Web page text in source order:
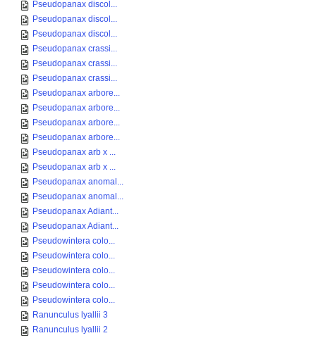
Pseudopanax discol...
Pseudopanax discol...
Pseudopanax discol...
Pseudopanax crassi...
Pseudopanax crassi...
Pseudopanax crassi...
Pseudopanax arbore...
Pseudopanax arbore...
Pseudopanax arbore...
Pseudopanax arbore...
Pseudopanax arb x ...
Pseudopanax arb x ...
Pseudopanax anomal...
Pseudopanax anomal...
Pseudopanax Adiant...
Pseudopanax Adiant...
Pseudowintera colo...
Pseudowintera colo...
Pseudowintera colo...
Pseudowintera colo...
Pseudowintera colo...
Ranunculus lyallii 3
Ranunculus lyallii 2